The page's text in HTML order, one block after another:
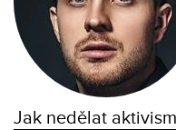
Jak nedělat